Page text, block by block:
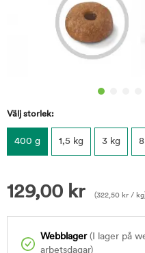
Välj storlek:
400 g 1,5 kg 3 kg
129,00 kr (322,50 kr /
Webblager(I lager på
arbetsdagar)